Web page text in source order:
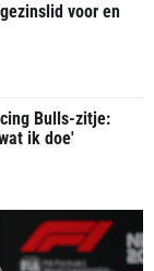
voor en
Bulls-zitje:
ik doe'